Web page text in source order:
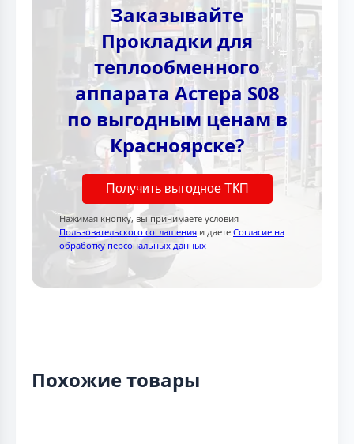
Заказывайте
Прокладки для
теплообменного
аппарата Астера S08
по выгодным ценам в
Красноярске?
Получить выгодное ТКП
Нажимая кнопку, вы принимаете условия
Пользовательского соглашения и даете Согласие на
обработку персональных данных
Похожие товары